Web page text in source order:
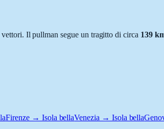
Il pullman segue un tragitto di circa 139
Firenze → Isola bellaVenezia → Isola bella